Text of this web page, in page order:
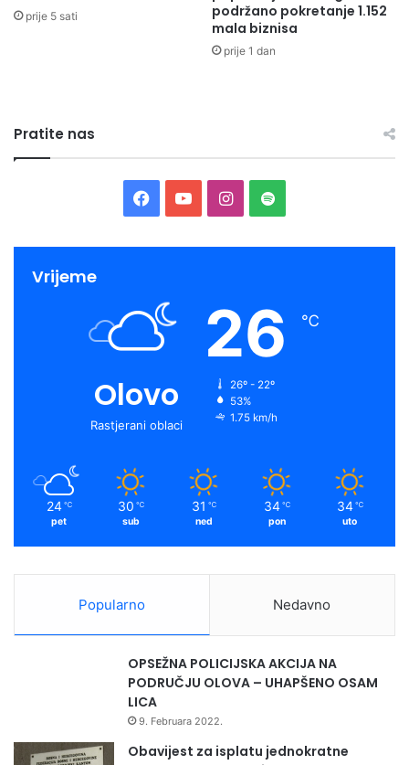
prije 5 sati
podržano pokretanje 1.152
mala biznisa
prije 1 dan
Pratite nas
Facebook
YouTubeInstagram
Spotify
Vrijeme
Olovo
Rastjerani oblaci
26 ℃
26º - 22º
53%
1.75 km/h
24 ℃
pet
30 ℃
sub
31 ℃
ned
34 ℃
pon
34 ℃
uto
Popularno Nedavno
OPSEŽNA POLICIJSKA AKCIJA NA
PODRUČJU OLOVA – UHAPŠENO OSAM
LICA
9. Februara 2022.
Obavijest za isplatu jednokratne